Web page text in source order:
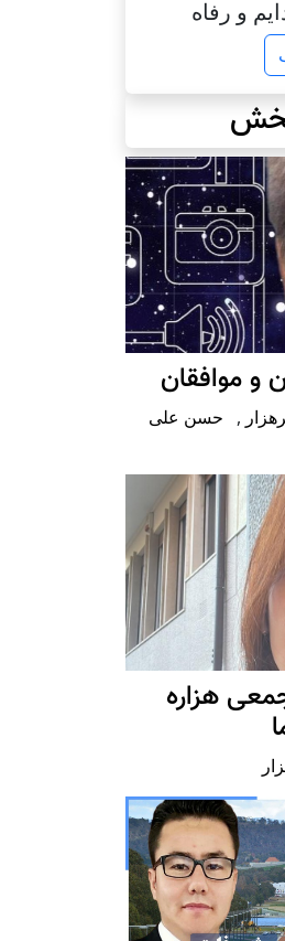
و رفاه
و موافقان
, حسن علی
هزاره